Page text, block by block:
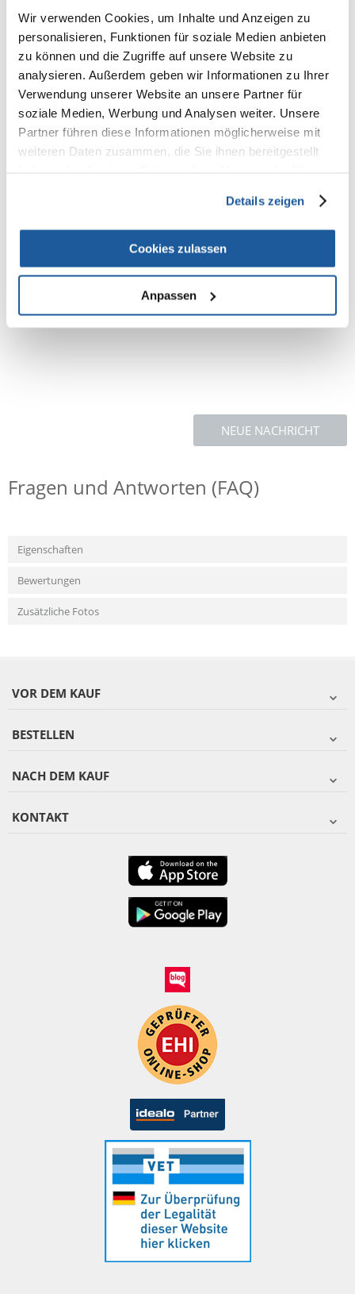
Wir verwenden Cookies, um Inhalte und Anzeigen zu
personalisieren, Funktionen für soziale Medien anbieten
zu können und die Zugriffe auf unsere Website zu
analysieren. Außerdem geben wir Informationen zu Ihrer
Verwendung unserer Website an unsere Partner für
soziale Medien, Werbung und Analysen weiter. Unsere
Partner führen diese Informationen möglicherweise mit
weiteren Daten zusammen, die Sie ihnen bereitgestellt
Details zeigen
Cookies zulassen
Anpassen
Qualitätssamen für Großsittiche. Hält die Großsittiche in guter
Verfassung.
Inhaltsangabe
VERSELE-LAGA Prestige Futter für Großsittiche 20kg
Artikelbezeichnung
VERSELE-LAGA Prestige Futter für Großsittiche 20kg
Zusammensetzung
Platahirse 32%, Rote Hirse 10%, Kanariensamen 9%,
Haferkerne 9%, Gestreifte Sonnenblumenkerne 6%,
Weizen 5%, Cardy 5%, Silberhirse 4%, Rübsen 4%,
1%, Nigersamen 1%, Japanhirse 1%
Bestandteile
Protein 14,00%, Fettgehalt 11,50%, Rohfaser 9,00%,
Alleinfuttermittel
NEUE NACHRICHT
Fragen und Antworten (FAQ)
Eigenschaften
Bewertungen
Zusätzliche Fotos
VOR DEM KAUF
BESTELLEN
NACH DEM KAUF
KONTAKT